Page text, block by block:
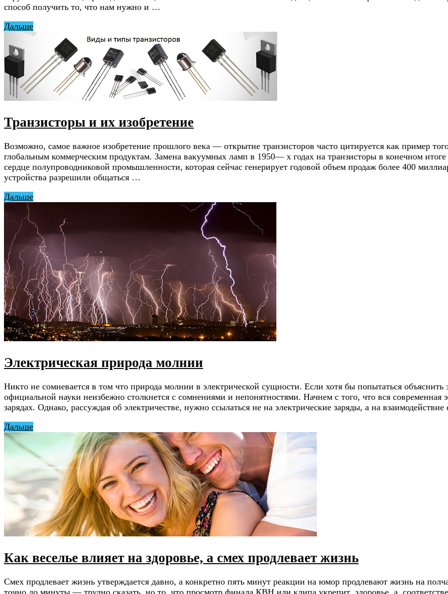
способ получить то, что нам нужно и …
Дальше
Транзисторы и их изобретение
Возможно, самое важное изобретение прошлого века — открытие транзисторов часто цитируется как пример
глобальным коммерческим продуктам. Замена вакуумных ламп в 1950— х годах на транзисторы в конечном
сердце полупроводниковой промышленности, которая сейчас генерирует годовой объем продаж более 400
устройства разрешили общаться …
Дальше
Электрическая природа молнии
Никто не сомневается в том что природа молнии в электрической сущности. Если хотя бы попытаться объяснить
официальной науки неизбежно столкнется с сомнениями и непонятностями. Начнем с того, что вся современная
зарядах. Однако, рассуждая об электричестве, нужно ссылаться не на электрические заряды, а на
Дальше
Как веселье влияет на здоровье, а смех продлевает жизнь
Смех продлевает жизнь утверждается давно, а конкретно пять минут реакции на юмор продлевают жизнь на
точно до минуты — трудно сказать, но то, что просмотр финала КВН или клипа укрепит здоровье, а,